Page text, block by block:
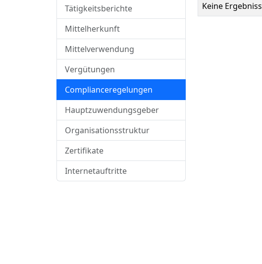
Tätigkeitsberichte
Mittelherkunft
Mittelverwendung
Vergütungen
Complianceregelungen
Hauptzuwendungsgeber
Organisationsstruktur
Zertifikate
Internetauftritte
Keine